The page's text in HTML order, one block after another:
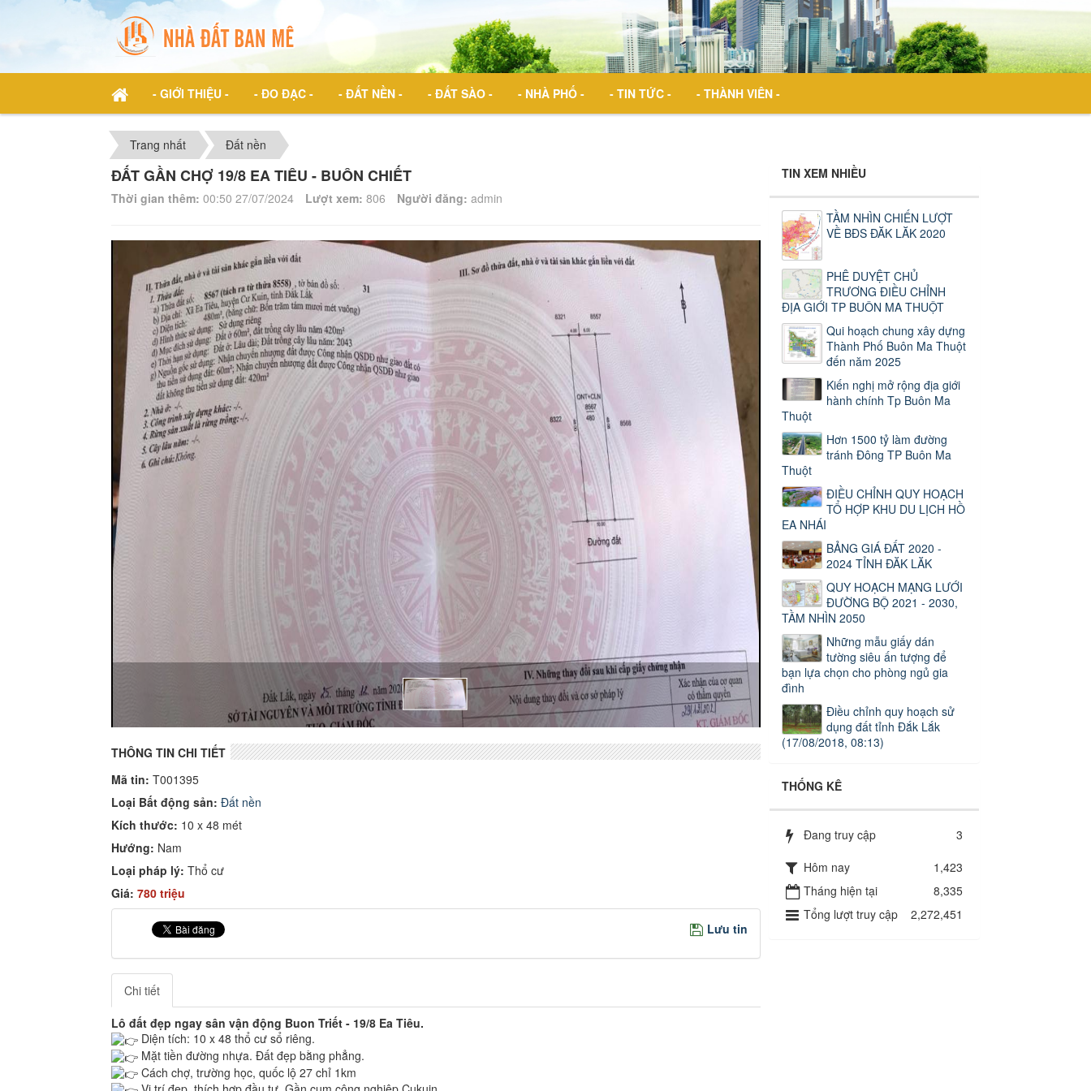
- GIỚI THIỆU - - ĐO ĐẠC - - ĐẤT NỀN - - ĐẤT SÀO - - NHÀ PHỐ - - TIN TỨC - - THÀNH VIÊN -
Trang nhất Đất nền
ĐẤT GẦN CHỢ 19/8 EA TIÊU - BUÔN CHIẾT
Thời gian thêm: 00:50 27/07/2024 Lượt xem: 806 Người đăng: admin
THÔNG TIN CHI TIẾT
Mã tin: T001395
Loại Bất động sản: Đất nền
Kích thước: 10 x 48 mét
Hướng: Nam
Loại pháp lý: Thổ cư
Giá: 780 triệu
Lưu tin
Chi tiết
Lô đất đẹp ngay sân vận động Buon Triết - 19/8 Ea Tiêu.
Diện tích: 10 x 48 thổ cư sổ riêng.
Mặt tiền đường nhựa. Đất đẹp bằng phẳng.
Cách chợ, trường học, quốc lộ 27 chỉ 1km
TIN XEM NHIỀU
TẦM NHÌN CHIẾN LƯỢT
VỀ BĐS ĐĂK LĂK 2020
PHÊ DUYỆT CHỦ
TRƯƠNG ĐIỀU CHỈNH
ĐỊA GIỚI TP BUÔN MA THUỘT
Qui hoạch chung xây dựng
Thành Phố Buôn Ma Thuột
đến năm 2025
Kiến nghị mở rộng địa giới
hành chính Tp Buôn Ma
Thuột
Hơn 1500 tỷ làm đường
tránh Đông TP Buôn Ma
Thuột
ĐIỀU CHỈNH QUY HOẠCH
TỔ HỢP KHU DU LỊCH HỒ
EA NHÁI
BẢNG GIÁ ĐẤT 2020 -
2024 TỈNH ĐĂK LĂK
QUY HOẠCH MẠNG LƯỚI
ĐƯỜNG BỘ 2021 - 2030,
TẦM NHÌN 2050
Những mẫu giấy dán
tường siêu ấn tượng để
bạn lựa chọn cho phòng ngủ gia
đình
Điều chỉnh quy hoạch sử
dụng đất tỉnh Đắk Lắk
(17/08/2018, 08:13)
THỐNG KÊ
Đang truy cập
3
Hôm nay
1,423
Tháng hiện tại
8,335
Tổng lượt truy cập
2,272,451